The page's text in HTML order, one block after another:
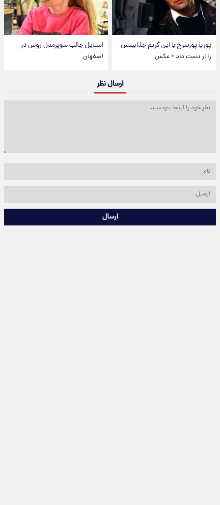
پوریا پورسرخ با این گریم جذابیتش
را از دست داد + عکس
استایل جالب سوپرمدل روس در
اصفهان
ارسال نظر
ارسال